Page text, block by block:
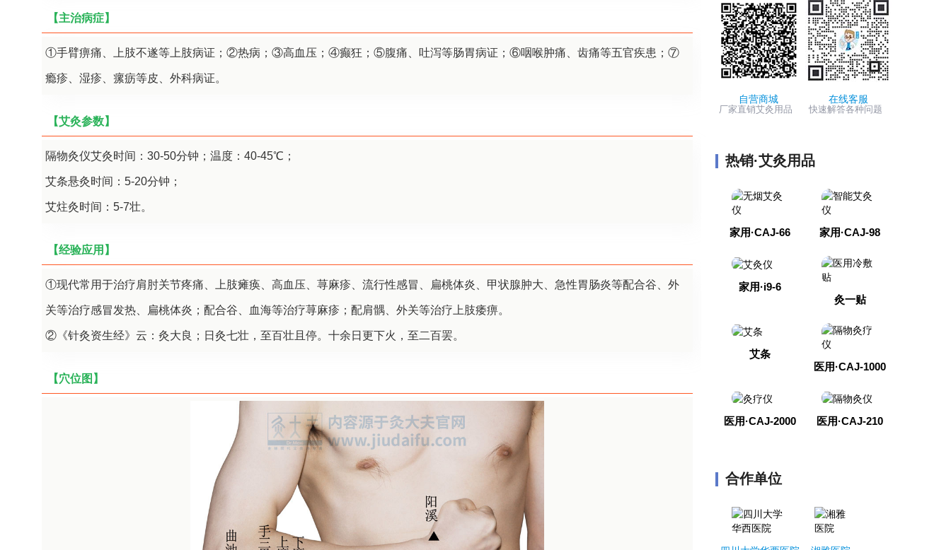
【主治病症】
①手臂痹痛、上肢不遂等上肢病证；②热病；③高血压；④癫狂；⑤腹痛、吐泻等肠胃病证；⑥咽喉肿痛、齿痛等五官疾患；⑦
瘾疹、湿疹、瘰疬等皮、外科病证。
【艾灸参数】
隔物灸仪艾灸时间：30-50分钟；温度：40-45℃；
艾条悬灸时间：5-20分钟；
艾炷灸时间：5-7壮。
【经验应用】
①现代常用于治疗肩肘关节疼痛、上肢瘫痪、高血压、荨麻疹、流行性感冒、扁桃体炎、甲状腺肿大、急性胃肠炎等配合谷、外
关等治疗感冒发热、扁桃体炎；配合谷、血海等治疗荨麻疹；配肩髃、外关等治疗上肢痿痹。
②《针灸资生经》云：灸大良；日灸七壮，至百壮且停。十余日更下火，至二百罢。
【穴位图】
自营商城
厂家直销艾灸用品
在线客服
快速解答各种问题
热销·艾灸用品
家用·CAJ-66 家用·CAJ-98
家用·i9-6
灸一贴
艾条
医用·CAJ-1000
医用·CAJ-2000 医用·CAJ-210
合作单位